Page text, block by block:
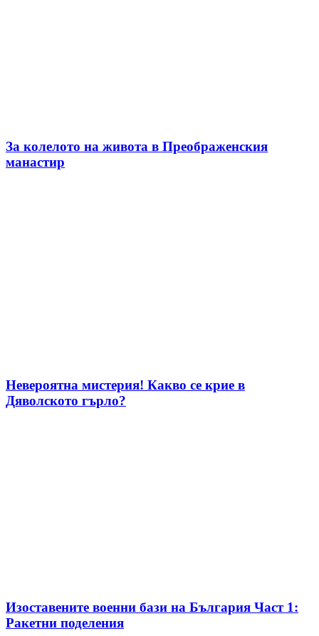
За колелото на живота в Преображенския
манастир
Невероятна мистерия! Какво се крие в
Дяволското гърло?
Изоставените военни бази на България Част 1:
Ракетни поделения